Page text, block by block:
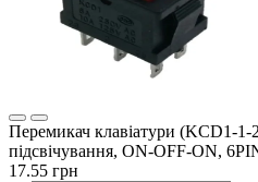
Перемикач клавіатури (KCD1-1-
підсвічування, ON-OFF-ON,
17.55 грн